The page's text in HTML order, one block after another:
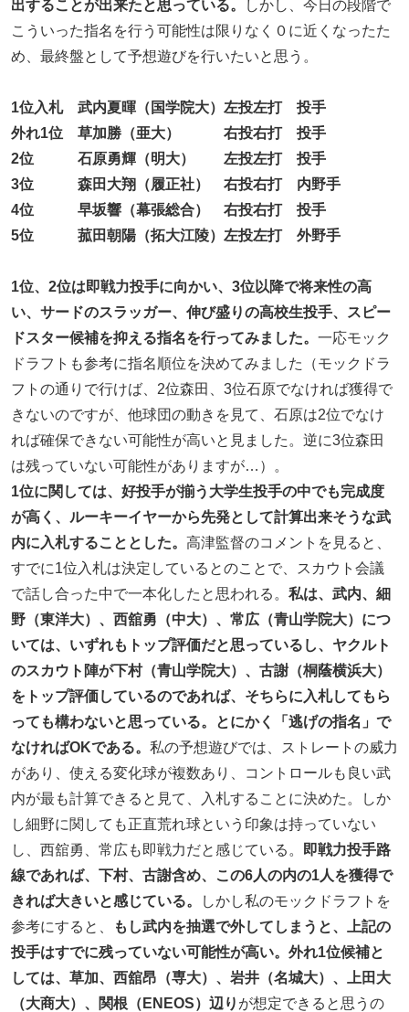
出することが出来たと思っている。
しかし、今日の段階で
こういった指名を行う可能性は限りなく０に近くなったた
め、最終盤として予想遊びを行いたいと思う。
1位入札 武内夏暉（国学院大）左投左打 投手
外れ1位 草加勝（亜大） 右投右打 投手
2位 石原勇輝（明大） 左投左打 投手
3位 森田大翔（履正社） 右投右打 内野手
4位 早坂響（幕張総合） 右投右打 投手
5位 菰田朝陽（拓大江陵）左投左打 外野手
1位、2位は即戦力投手に向かい、3位以降で将来性の高
い、サードのスラッガー、伸び盛りの高校生投手、スピー
ドスター候補を抑える指名を行ってみました。 一応モック
ドラフトも参考に指名順位を決めてみました（モックドラ
フトの通りで行けば、2位森田、3位石原でなければ獲得で
きないのですが、他球団の動きを見て、石原は2位でなけ
れば確保できない可能性が高いと見ました。逆に3位森田
は残っていない可能性がありますが…）。
1位に関しては、好投手が揃う大学生投手の中でも完成度
が高く、ルーキーイヤーから先発として計算出来そうな武
内に入札することとした。 高津監督のコメントを見ると、
すでに1位入札は決定しているとのことで、スカウト会議
で話し合った中で一本化したと思われる。 私は、武内、細
野（東洋大）、西舘勇（中大）、常広（青山学院大）につ
いては、いずれもトップ評価だと思っているし、ヤクルト
のスカウト陣が下村（青山学院大）、古謝（桐蔭横浜大）
をトップ評価しているのであれば、そちらに入札してもら
っても構わないと思っている。とにかく「逃げの指名」で
なければOKである。 私の予想遊びでは、ストレートの威力
があり、使える変化球が複数あり、コントロールも良い武
内が最も計算できると見て、入札することに決めた。しか
し細野に関しても正直荒れ球という印象は持っていない
し、西舘勇、常広も即戦力だと感じている。
即戦力投手路
線であれば、下村、古謝含め、この6人の内の1人を獲得で
きれば大きいと感じている。
しかし私のモックドラフトを
参考にすると、
もし武内を抽選で外してしまうと、上記の
投手はすでに残っていない可能性が高い。外れ1位候補と
しては、草加、西舘昂（専大）、岩井（名城大）、上田大
（大商大）、関根（ENEOS）辺り が想定できると思うの